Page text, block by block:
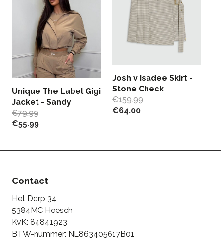
Unique The Label Gigi
Jacket - Sandy
€79.99
€55.99
Josh v Isadee Skirt -
Stone Check
€159.99
€64.00
Contact
Het Dorp 34
5384MC Heesch
KvK: 84841923
BTW-nummer: NL863405617B01